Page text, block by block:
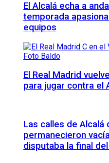
El Alcalá echa a
temporada
equipos
El Real Madrid
para jugar contra el
Las calles de Alcalá
permanecieron
disputaba la final